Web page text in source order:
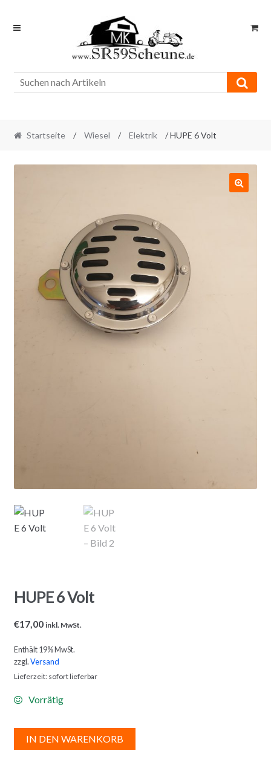
Skip
Skip
Startseite / Wiesel / Elektrik / HUPE 6 Volt
HUPE 6 Volt
€17,00 inkl. MwSt.
Enthält 19% MwSt.
zzgl.Versand
Lieferzeit: sofort lieferbar
Vorrätig
IN DEN WARENKORB
l